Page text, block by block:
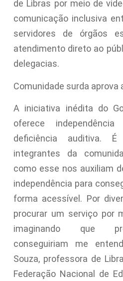
de Libras por meio de
comunicação inclusiva
servidores de órgãos
atendimento direto ao
delegacias.
Comunidade surda aprova
A iniciativa inédita do
oferece
deficiência auditiva.
integrantes da
como esse nos auxiliam
independência para
forma acessível. Por
procurar um serviço por
imaginando que
conseguiriam me
Souza, professora de
Federação Nacional de